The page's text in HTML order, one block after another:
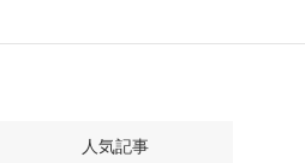
人気記事